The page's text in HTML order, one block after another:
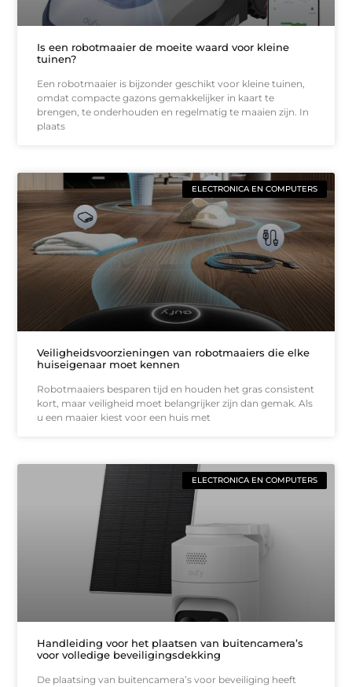
Is een robotmaaier de moeite waard voor kleine
tuinen?
Een robotmaaier is bijzonder geschikt voor kleine tuinen,
omdat compacte gazons gemakkelijker in kaart te
brengen, te onderhouden en regelmatig te maaien zijn. In
plaats
ELECTRONICA EN COMPUTERS
Veiligheidsvoorzieningen van robotmaaiers die elke
huiseigenaar moet kennen
Robotmaaiers besparen tijd en houden het gras consistent
kort, maar veiligheid moet belangrijker zijn dan gemak. Als
u een maaier kiest voor een huis met
ELECTRONICA EN COMPUTERS
Handleiding voor het plaatsen van buitencamera’s
voor volledige beveiligingsdekking
De plaatsing van buitencamera’s voor beveiliging heeft